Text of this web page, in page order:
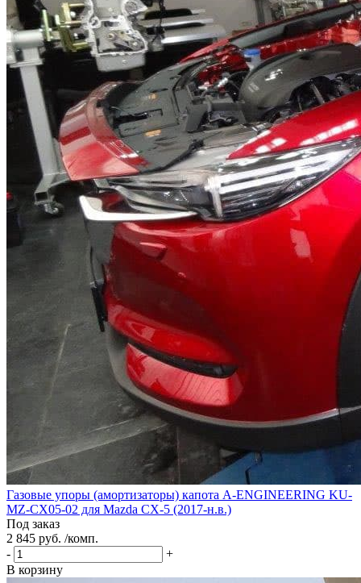
Газовые упоры (амортизаторы) капота A-ENGINEERING KU-
MZ-CX05-02 для Mazda CX-5 (2017-н.в.)
Под заказ
2 845 руб. /комп.
-
+
В корзину